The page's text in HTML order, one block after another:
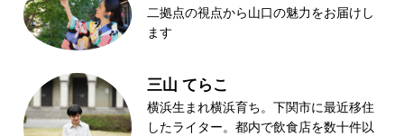
二拠点の視点から山口の魅力をお届けし
ます
三山 てらこ
横浜生まれ横浜育ち。下関市に最近移住
したライター。都内で飲食店を数十件以